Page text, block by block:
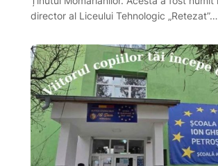
director al Liceului Tehnologic „Retezat”…